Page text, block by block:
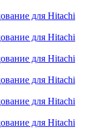
для Hitachi
для Hitachi
для Hitachi
для Hitachi
для Hitachi
для Hitachi